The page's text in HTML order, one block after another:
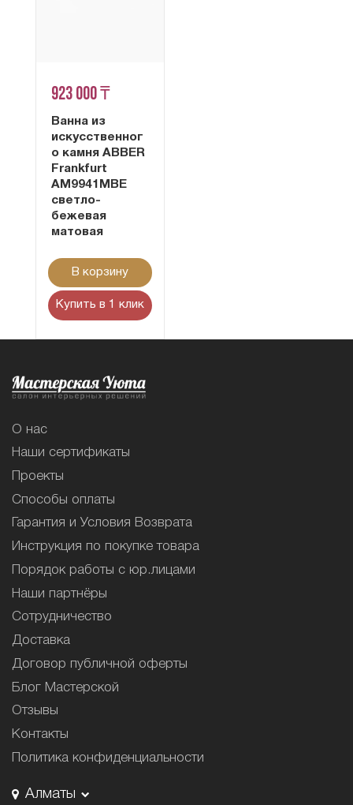
923 000 ₸
Ванна из
искусственног
о камня ABBER
Frankfurt
AM9941MBE
светло-
бежевая
матовая
В корзину
Купить в 1 клик
О нас
Наши сертификаты
Проекты
Способы оплаты
Гарантия и Условия Возврата
Инструкция по покупке товара
Порядок работы с юр.лицами
Наши партнёры
Сотрудничество
Доставка
Договор публичной оферты
Блог Мастерской
Отзывы
Контакты
Политика конфиденциальности
Алматы